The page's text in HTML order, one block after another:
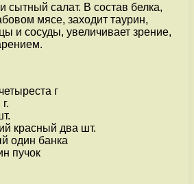
салат. В состав белка,
мясе, заходит таурин,
и сосуды, увеличивает зрение,
г
красный два шт.
один банка
пучок